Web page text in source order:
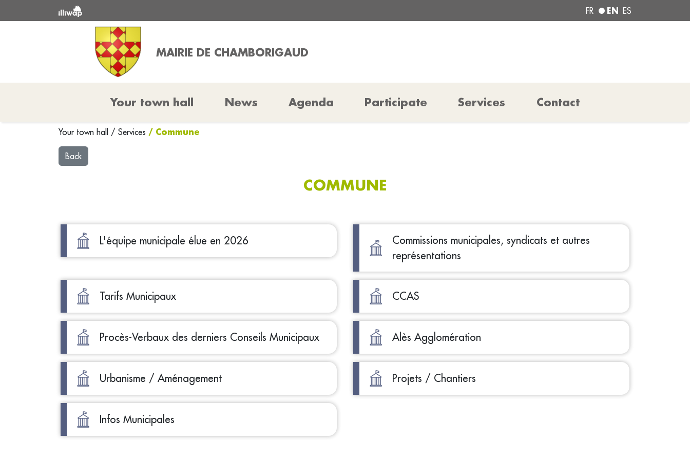
FR EN ES
MAIRIE DE CHAMBORIGAUD
Your town hall News Agenda Participate Services Contact
Your town hall / Services / Commune
Back
COMMUNE
L'équipe municipale élue en 2026
Commissions municipales, syndicats et autres
représentations
Tarifs Municipaux CCAS
Procès-Verbaux des derniers Conseils Municipaux Alès Agglomération
Urbanisme / Aménagement Projets / Chantiers
Infos Municipales